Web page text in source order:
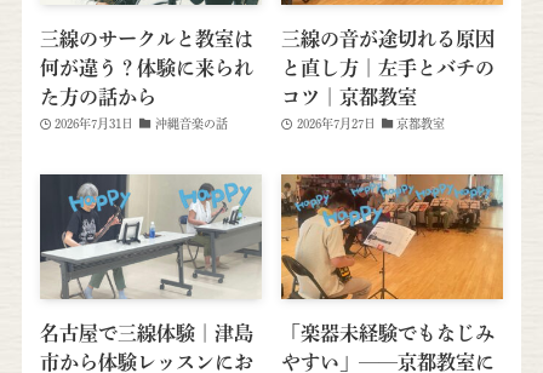
三線のサークルと教室は
何が違う？体験に来られ
た方の話から
2026年7月31日 沖縄音楽の話
三線の音が途切れる原因
と直し方｜左手とバチの
コツ｜京都教室
2026年7月27日 京都教室
名古屋で三線体験｜津島
市から体験レッスンにお
「楽器未経験でもなじみ
やすい」──京都教室に